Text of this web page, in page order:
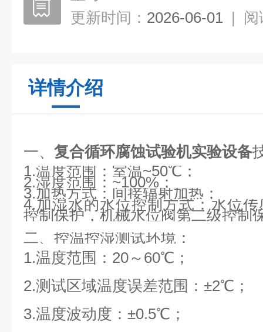
更新时间： 2026-06-01 | 阅
详情介绍
一、 复合循环腐蚀试验机实验设备
1.温度范围：室温~50℃；
2.湿度范围：~100%；
3.加热方式：间接辐射加热；
4.加湿水的水位控制方式：水位
控制保护，机械水位阀第二级控制
二、控温控湿测试环境：
1.温度范围：20～60℃；
2.测试区域温度误差范围：±2℃；
3.温度波动度：±0.5℃；